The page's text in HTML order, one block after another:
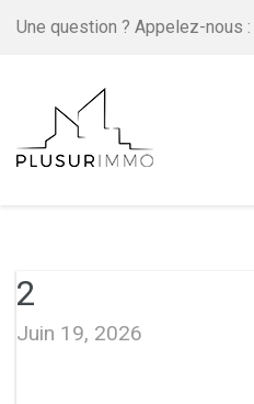
Une question ? Appelez-nous :
2
Juin 19, 2026